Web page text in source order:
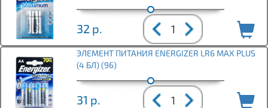
32 р.
ЭЛЕМЕНТ ПИТАНИЯ ENERGIZER LR6 MAX PLUS
(4 БЛ) (96)
31 р.